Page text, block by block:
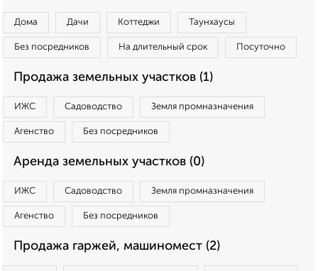
Дома Дачи Коттеджи Таунхаусы
Без посредников На длительный срок Посуточно
Продажа земельных участков (1)
ИЖС Садоводство Земля промназначения
Агенство Без посредников
Аренда земельных участков (0)
ИЖС Садоводство Земля промназначения
Агенство Без посредников
Продажа гаржей, машиномест (2)